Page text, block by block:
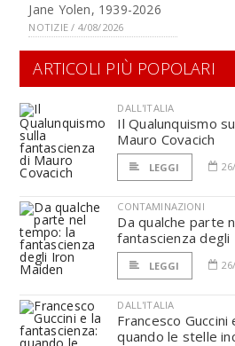
Jane Yolen, 1939-2026
NOTIZIE / 4/08/2026
ARTICOLI PIÙ POPOLARI
DALL'ITALIA
Il Qualunquismo
Mauro Covacich
LEGGI
CONTAMINAZIONI
Da qualche parte
fantascienza degli
LEGGI
DALL'ITALIA
Francesco Guccini
quando le stelle